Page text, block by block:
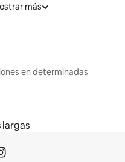
más
en determinadas